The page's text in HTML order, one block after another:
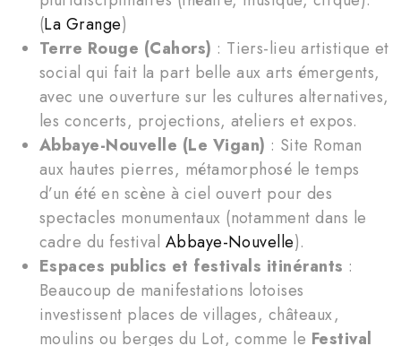
(La Grange)
Terre Rouge (Cahors) : Tiers-lieu artistique et
social qui fait la part belle aux arts émergents,
avec une ouverture sur les cultures alternatives,
les concerts, projections, ateliers et expos.
Abbaye-Nouvelle (Le Vigan) : Site Roman
aux hautes pierres, métamorphosé le temps
d’un été en scène à ciel ouvert pour des
spectacles monumentaux (notamment dans le
cadre du festival Abbaye-Nouvelle).
Espaces publics et festivals itinérants :
Beaucoup de manifestations lotoises
investissent places de villages, châteaux,
moulins ou berges du Lot, comme le Festival